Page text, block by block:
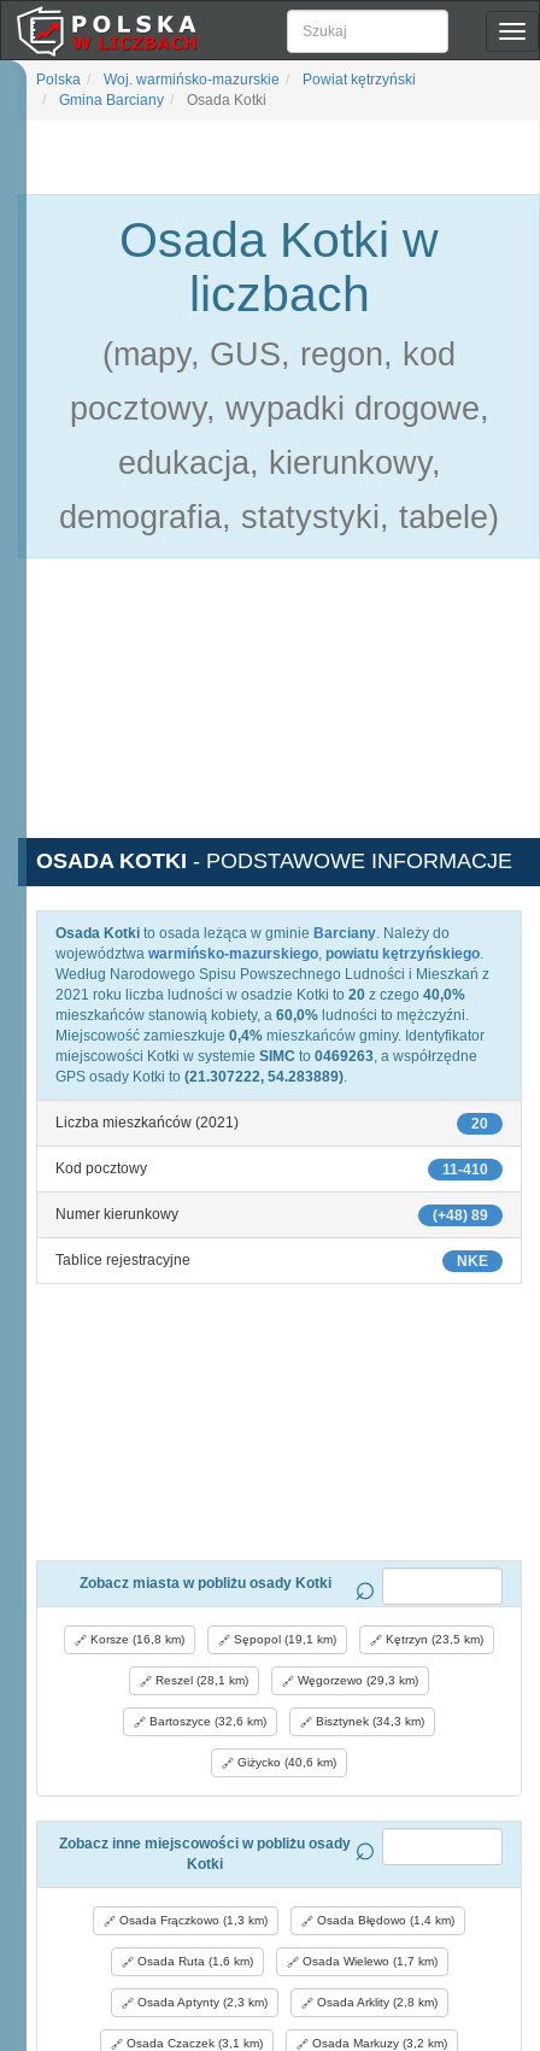
Polska Woj. warmińsko-mazurskie
Powiat kętrzyński
Gmina Barciany
Osada Kotki
Osada Kotki w
liczbach
(mapy, GUS, regon, kod
pocztowy, wypadki drogowe,
edukacja, kierunkowy,
demografia, statystyki, tabele)
OSADA KOTKI - PODSTAWOWE INFORMACJE
Osada Kotki to osada leżąca w gminie Barciany. Należy do
województwa warmińsko-mazurskiego, powiatu kętrzyńskiego.
Według Narodowego Spisu Powszechnego Ludności i Mieszkań z
2021 roku liczba ludności w osadzie Kotki to 20 z czego 40,0%
mieszkańców stanowią kobiety, a 60,0% ludności to mężczyźni.
Miejscowość zamieszkuje 0,4% mieszkańców gminy. Identyfikator
miejscowości Kotki w systemie SIMC to 0469263, a współrzędne
GPS osady Kotki to (21.307222, 54.283889).
20
Liczba mieszkańców (2021)
11-410
Kod pocztowy
(+48) 89
Numer kierunkowy
NKE
Tablice rejestracyjne
Zobacz miasta w pobliżu osady Kotki
Korsze (16,8 km) Sępopol (19,1 km) Kętrzyn (23,5 km)
Reszel (28,1 km) Węgorzewo (29,3 km)
Bartoszyce (32,6 km) Bisztynek (34,3 km)
Giżycko (40,6 km)
Zobacz inne miejscowości w pobliżu osady
Kotki
Osada Frączkowo (1,3 km) Osada Błędowo (1,4 km)
Osada Ruta (1,6 km) Osada Wielewo (1,7 km)
Osada Aptynty (2,3 km) Osada Arklity (2,8 km)
Osada Czaczek (3,1 km) Osada Markuzy (3,2 km)